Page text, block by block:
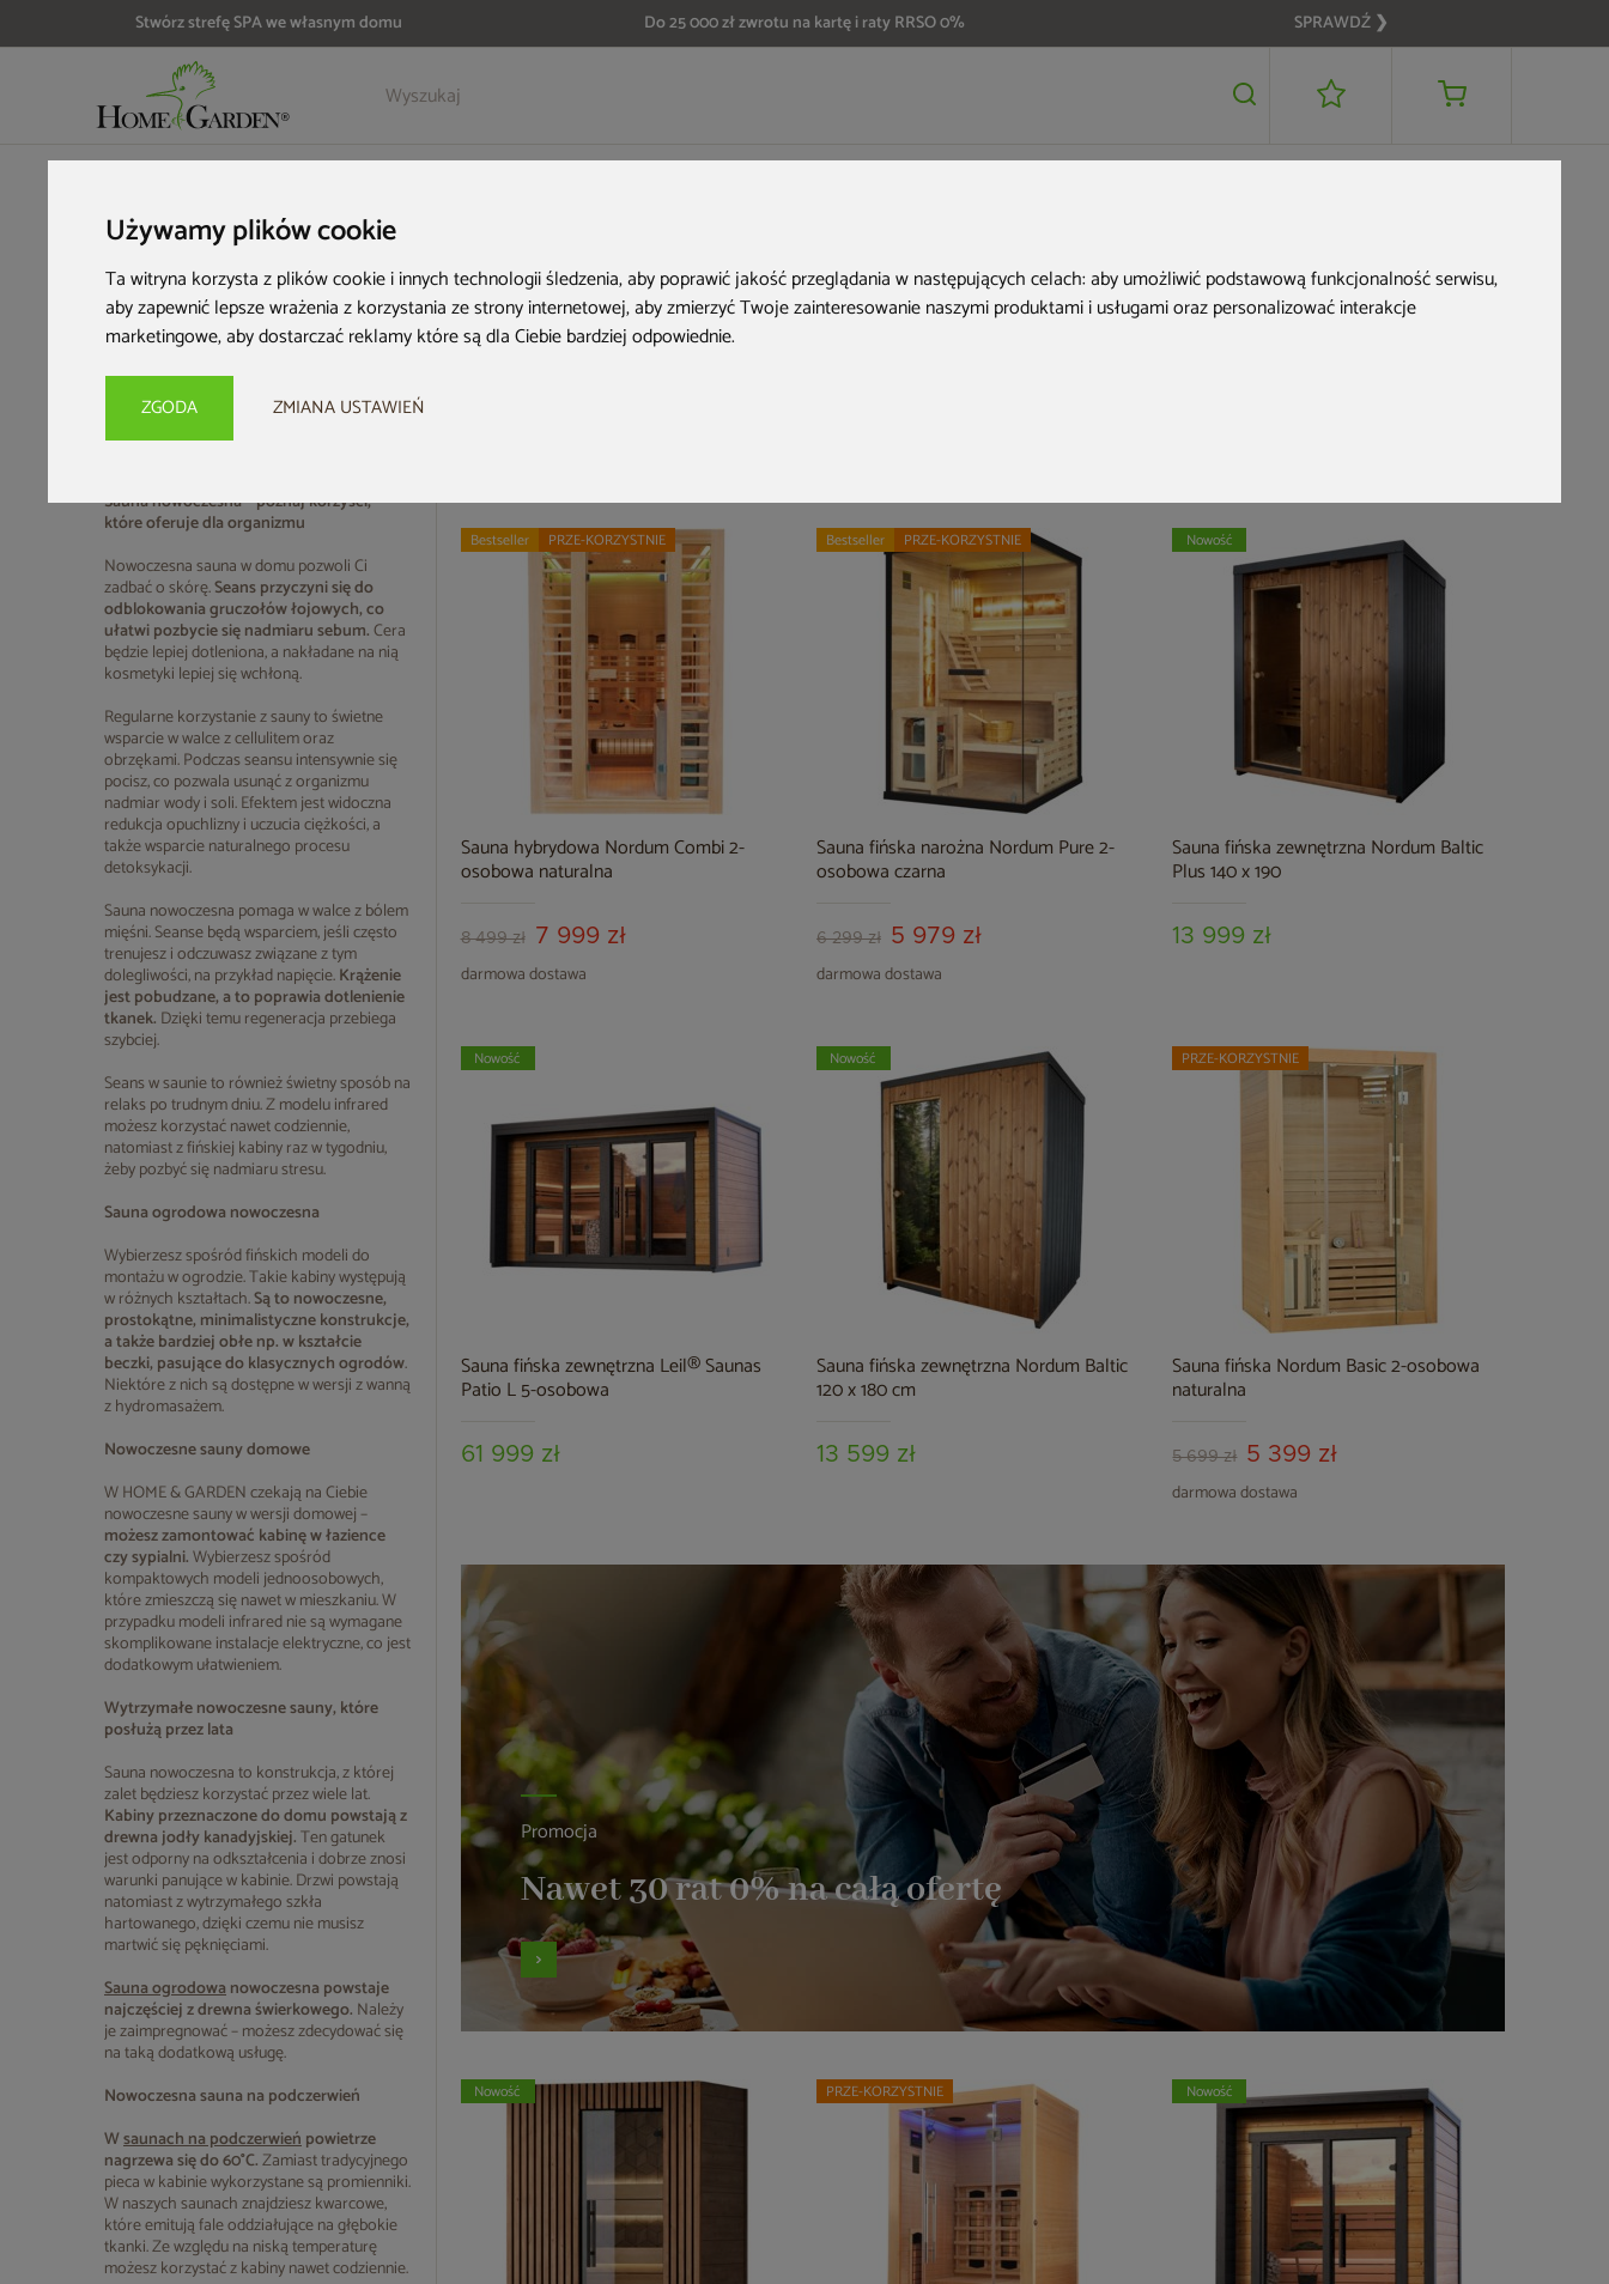
Używamy plików cookie
Ta witryna korzysta z plików cookie i innych technologii śledzenia, aby poprawić jakość przeglądania w następujących celach:aby umożliwić podstawową funkcjonalność serwisu,
aby zapewnić lepsze wrażenia z korzystania ze strony internetowej,aby zmierzyć Twoje zainteresowanie naszymi produktami i usługami oraz personalizować interakcje
marketingowe,aby dostarczać reklamy które są dla Ciebie bardziej odpowiednie.
ZGODA ZMIANA USTAWIEŃ
Stwórz strefę SPA we własnym domu Do 25 000 zł zwrotu na kartę i raty RRSO 0% SPRAWDŹ ❯
Nowoczesne sauny
kąpiele staną się wsparciem dla Twojego organizmu – odporności, mięśni i skóry.
Sauna nowoczesna – poznaj korzyści,
które oferuje dla organizmu
Nowoczesna sauna w domu pozwoli Ci
zadbać o skórę.Seans przyczyni się do
odblokowania gruczołów łojowych, co
ułatwi pozbycie się nadmiaru sebum.Cera
będzie lepiej dotleniona, a nakładane na nią
kosmetyki lepiej się wchłoną.
Regularne korzystanie z sauny to świetne
wsparcie w walce z cellulitem oraz
obrzękami. Podczas seansu intensywnie się
pocisz, co pozwala usunąć z organizmu
nadmiar wody i soli. Efektem jest widoczna
redukcja opuchlizny i uczucia ciężkości, a
także wsparcie naturalnego procesu
detoksykacji.
Sauna nowoczesna pomaga w walce z bólem
mięśni. Seanse będą wsparciem, jeśli często
trenujesz i odczuwasz związane z tym
dolegliwości, na przykład napięcie.Krążenie
jest pobudzane, a to poprawia dotlenienie
tkanek. Dzięki temu regeneracja przebiega
szybciej.
Seans w saunie to również świetny sposób na
relaks po trudnym dniu. Z modelu infrared
możesz korzystać nawet codziennie,
natomiast z fińskiej kabiny raz w tygodniu,
żeby pozbyć się nadmiaru stresu.
Sauna ogrodowa nowoczesna
Wybierzesz spośród fińskich modeli do
montażu w ogrodzie. Takie kabiny występują
w różnych kształtach.Są to nowoczesne,
prostokątne, minimalistyczne konstrukcje,
a także bardziej obłe np. w kształcie
beczki, pasujące do klasycznych ogrodów.
Niektóre z nich są dostępne w wersji z wanną
z hydromasażem.
Nowoczesne sauny domowe
W HOME & GARDEN czekają na Ciebie
nowoczesne sauny w wersji domowej –
możesz zamontować kabinę w łazience
czy sypialni.Wybierzesz spośród
kompaktowych modeli jednoosobowych,
które zmieszczą się nawet w mieszkaniu. W
przypadku modeli infrared nie są wymagane
skomplikowane instalacje elektryczne, co jest
dodatkowym ułatwieniem.
Wytrzymałe nowoczesne sauny, które
posłużą przez lata
Sauna nowoczesna to konstrukcja, z której
zalet będziesz korzystać przez wiele lat.
Kabiny przeznaczone do domu powstają z
drewna jodły kanadyjskiej.Ten gatunek
jest odporny na odkształcenia i dobrze znosi
warunki panujące w kabinie. Drzwi powstają
natomiast z wytrzymałego szkła
hartowanego, dzięki czemu nie musisz
martwić się pęknięciami.
Sauna ogrodowanowoczesna powstaje
najczęściej z drewna świerkowego. Należy
je zaimpregnować – możesz zdecydować się
na taką dodatkową usługę.
Nowoczesna sauna na podczerwień
Wsaunach na podczerwieńpowietrze
nagrzewa się do 60°C.Zamiast tradycyjnego
pieca w kabinie wykorzystane są promienniki.
W naszych saunach znajdziesz kwarcowe,
które emitują fale oddziałujące na głębokie
tkanki. Ze względu na niską temperaturę
możesz korzystać z kabiny nawet codziennie.
Sauna hybrydowa Nordum Combi 2-
osobowa naturalna
8 499 zł 7 999 zł
darmowa dostawa
Bestseller PRZE-KORZYSTNIE
Sauna fińska narożna Nordum Pure 2-
osobowa czarna
6 299 zł 5 979 zł
darmowa dostawa
Bestseller PRZE-KORZYSTNIE
Sauna fińska zewnętrzna Nordum Baltic
Plus 140 x 190
13 999 zł
Nowość
Sauna fińska zewnętrzna Leil® Saunas
Patio L 5-osobowa
61 999 zł
Nowość
Sauna fińska zewnętrzna Nordum Baltic
120 x 180 cm
13 599 zł
Nowość
Sauna fińska Nordum Basic 2-osobowa
naturalna
5 699 zł 5 399 zł
darmowa dostawa
PRZE-KORZYSTNIE
Promocja
Nawet 30 rat 0% na całą ofertę
Nowość PRZE-KORZYSTNIE Nowość